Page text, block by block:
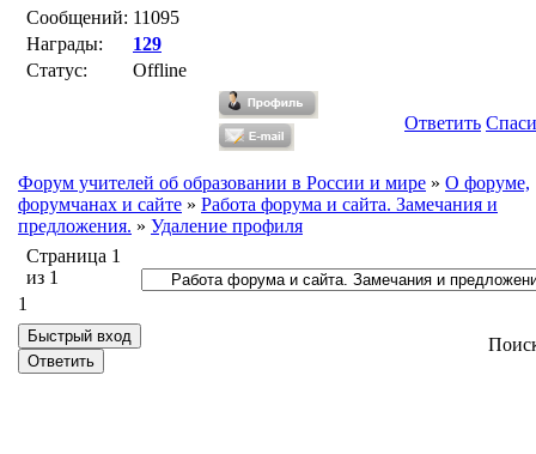
Сообщений: 11095
Награды:
129
Статус:
Offline
Ответить
Форум учителей об образовании в России и мире » О форуме,
форумчанах и сайте » Работа форума и сайта. Замечания и
предложения. » Удаление профиля
Страница 1
из 1
1